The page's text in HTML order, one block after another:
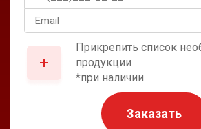
Прикрепить список
продукции
*при наличии
Заказать